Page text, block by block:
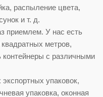
распыление цвета,
и т. д.
приемлем. У нас есть
метров,
с различными
упаковок,
упаковка, оконная